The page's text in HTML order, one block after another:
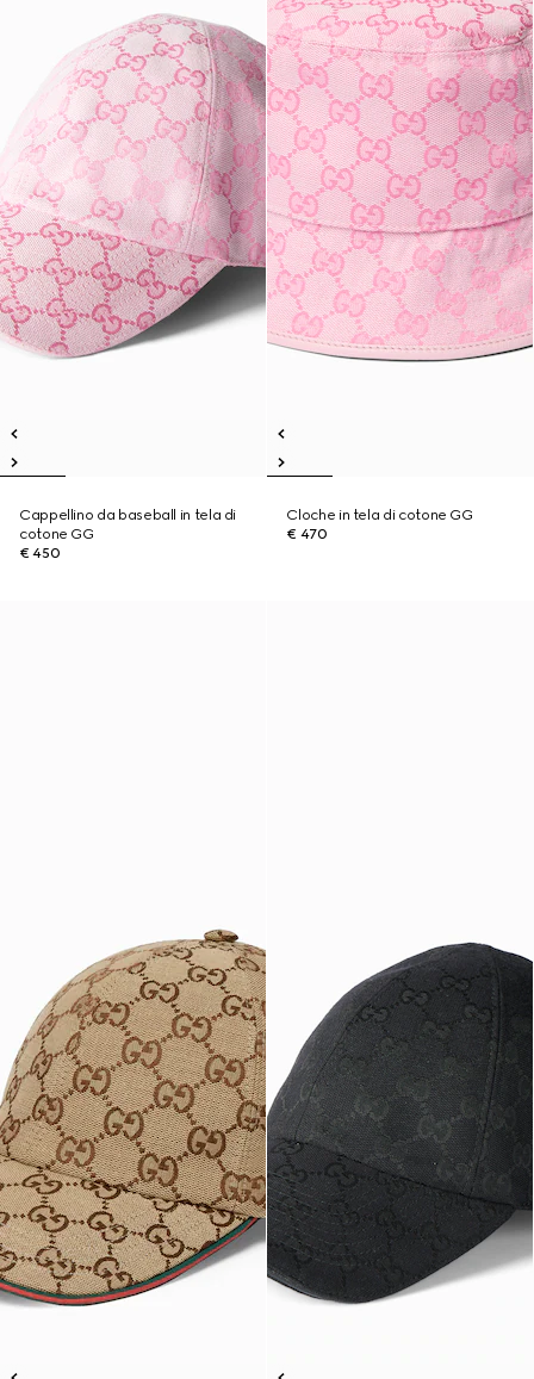
Cappellino da baseball in tela di
cotone GG
€ 450
Cloche in tela di cotone GG
€ 470